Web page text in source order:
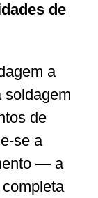
de
a
soldagem
de
se a
— a